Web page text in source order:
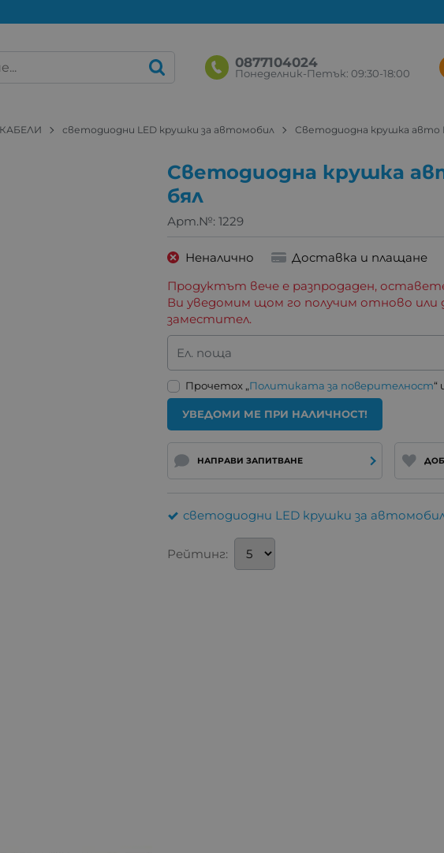
0877104024
Понеделник-Петък: 09:30-18:00
светодиодни LED крушки за автомобил Светодиодна крушка авто
Светодиодна крушка
бял
Арт.№: 1229
Неналично
Доставка и плащане
Продуктът вече е разпродаден,
Ви уведомим щом го получим отново или
заместител.
Ел. поща
Прочетох „Политиката за поверителност“
УВЕДОМИ МЕ ПРИ НАЛИЧНОСТ!
НАПРАВИ ЗАПИТВАНЕ
светодиодни LED крушки за
Рейтинг: